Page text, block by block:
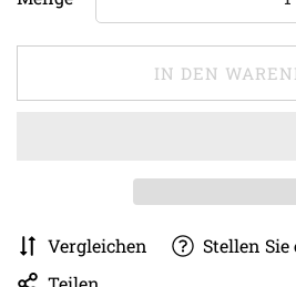
IN DEN
Vergleichen
Stellen Sie